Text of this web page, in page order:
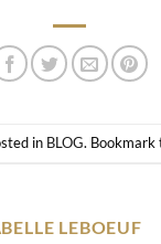
in BLOG. Bookmark
LEBOEUF